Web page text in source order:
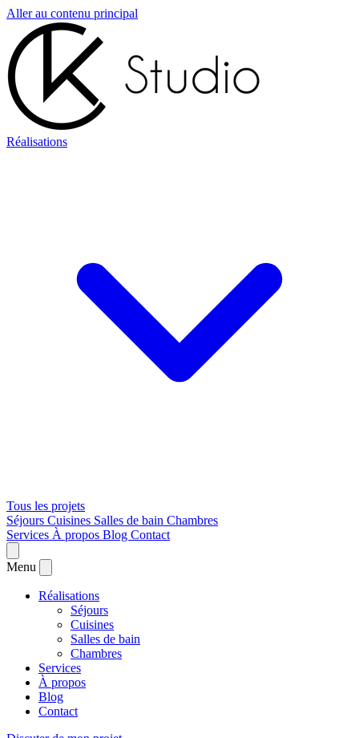
Aller au contenu principal
Réalisations
Tous les projets
Séjours Cuisines Salles de bain Chambres
Services À propos Blog Contact
Menu
Réalisations
Séjours
Cuisines
Salles de bain
Chambres
Services
À propos
Blog
Contact